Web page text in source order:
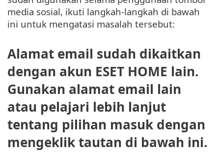
media sosial, ikuti langkah-langkah di bawah
ini untuk mengatasi masalah tersebut:
Alamat email sudah dikaitkan
dengan akun ESET HOME lain.
Gunakan alamat email lain
atau pelajari lebih lanjut
tentang pilihan masuk dengan
mengeklik tautan di bawah ini.